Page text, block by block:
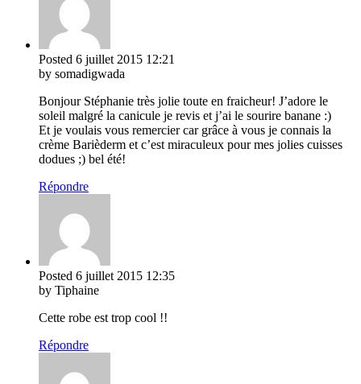
Posted 6 juillet 2015 12:21
by somadigwada
Bonjour Stéphanie très jolie toute en fraicheur! J’adore le
soleil malgré la canicule je revis et j’ai le sourire banane :)
Et je voulais vous remercier car grâce à vous je connais la
crème Barièderm et c’est miraculeux pour mes jolies cuisses
dodues ;) bel été!
Répondre
Posted 6 juillet 2015 12:35
by Tiphaine
Cette robe est trop cool !!
Répondre